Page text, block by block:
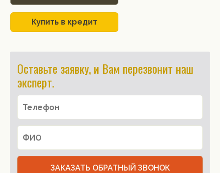
Купить в кредит
Оставьте заявку, и Вам перезвонит наш
эксперт.
ЗАКАЗАТЬ ОБРАТНЫЙ ЗВОНОК